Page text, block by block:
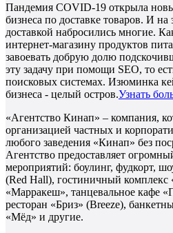
Пандемия COVID-19 открыла
бизнеса по доставке товаров. И
доставкой набросились многие.
интернет-магазину продуктов
завоевать добрую долю
эту задачу при помощи SEO, то
поисковых системах. Изюминка
бизнеса - целый остров.Узнать
«Агентство Кинап» – компания,
организацией частных и
любого заведения «Кинап» без
Агентство предоставляет
мероприятий: боулинг, фудкорт,
(Red Hall), гостиничный комплекс
«Марракеш», танцевальное кафе
ресторан «Бриз» (Breeze),
«Мёд» и другие.